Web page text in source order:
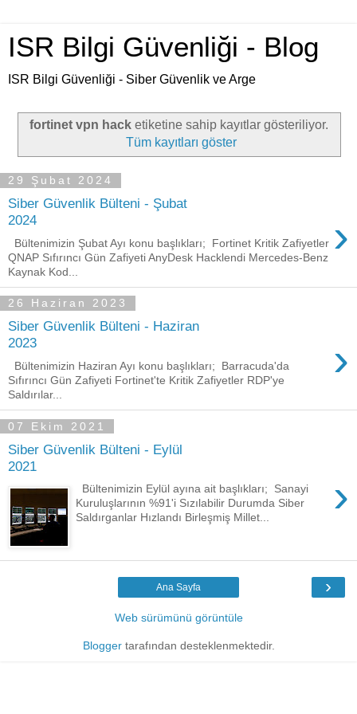
ISR Bilgi Güvenliği - Blog
ISR Bilgi Güvenliği - Siber Güvenlik ve Arge
fortinet vpn hacketiketine sahip kayıtlar gösteriliyor.
Tüm kayıtları göster
29 Şubat 2024
Siber Güvenlik Bülteni - Şubat
2024
›
Bültenimizin Şubat Ayı konu başlıkları; Fortinet Kritik Zafiyetler
QNAP Sıfırıncı Gün Zafiyeti AnyDesk Hacklendi Mercedes-Benz
Kaynak Kod...
26 Haziran 2023
Siber Güvenlik Bülteni - Haziran
2023
›
Bültenimizin Haziran Ayı konu başlıkları; Barracuda'da
Sıfırıncı Gün Zafiyeti Fortinet'te Kritik Zafiyetler RDP'ye
Saldırılar...
07 Ekim 2021
Siber Güvenlik Bülteni - Eylül
2021
›
Bültenimizin Eylül ayına ait başlıkları; Sanayi
Kuruluşlarının %91'i Sızılabilir Durumda Siber
Saldırganlar Hızlandı Birleşmiş Millet...
›
Ana Sayfa
Web sürümünü görüntüle
Bloggertarafından desteklenmektedir.